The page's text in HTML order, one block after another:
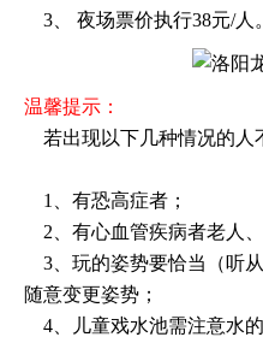
3、 夜场票价执行38元/人。
温馨提示：
若出现以下几种情况的人
1、有恐高症者；
2、有心血管疾病者老人、
3、玩的姿势要恰当（听
随意变更姿势；
4、儿童戏水池需注意水的